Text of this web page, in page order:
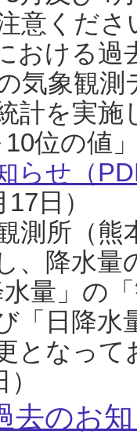
意くだ
おける過
気象観
計を実
位の値
らせ（
日）
測所（熊
、降水
水量」の
「日降
となっ
去のお